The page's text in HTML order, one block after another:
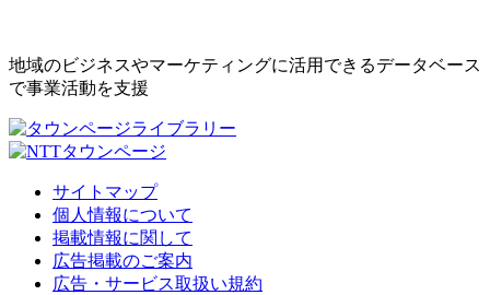
地域のビジネスやマーケティングに活用できるデータベース
で事業活動を支援
サイトマップ
個人情報について
掲載情報に関して
広告掲載のご案内
広告・サービス取扱い規約